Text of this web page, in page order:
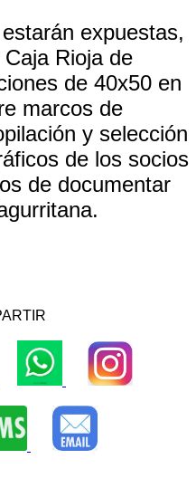
expuestas,
Rioja de
de 40x50 en
marcos de
y selección
de los socios
de documentar